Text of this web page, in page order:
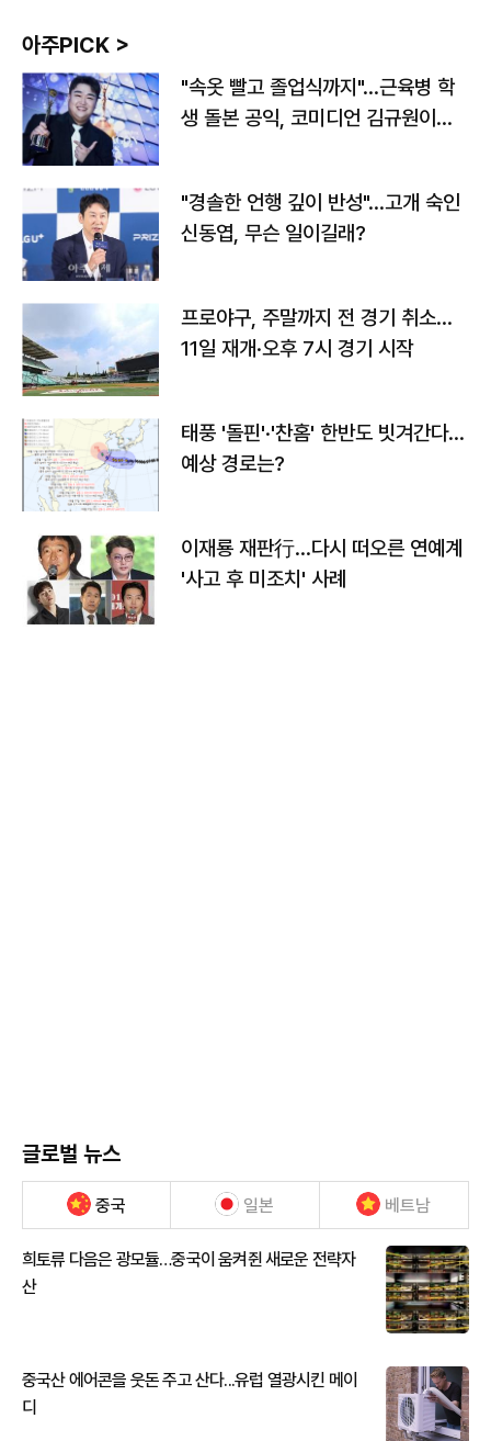
아주PICK >
"속옷 빨고 졸업식까지"…근육병 학
생 돌본 공익, 코미디언 김규원이었
"경솔한 언행 깊이 반성"…고개 숙인
신동엽, 무슨 일이길래?
프로야구, 주말까지 전 경기 취소…
11일 재개·오후 7시 경기 시작
태풍 '돌핀'·'찬홈' 한반도 빗겨간다…
예상 경로는?
이재룡 재판行…다시 떠오른 연예계
'사고 후 미조치' 사례
글로벌 뉴스
중국 일본 베트남
희토류 다음은 광모듈…중국이 움켜쥔 새로운 전략자
산
중국산 에어콘을 웃돈 주고 산다...유럽 열광시킨 메이
디